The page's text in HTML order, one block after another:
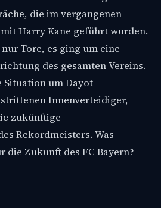
die im vergangenen
Harry Kane geführt wurden.
Tore, es ging um eine
des gesamten Vereins.
um Dayot
Innenverteidiger,
zukünftige
Rekordmeisters. Was
die Zukunft des FC Bayern?